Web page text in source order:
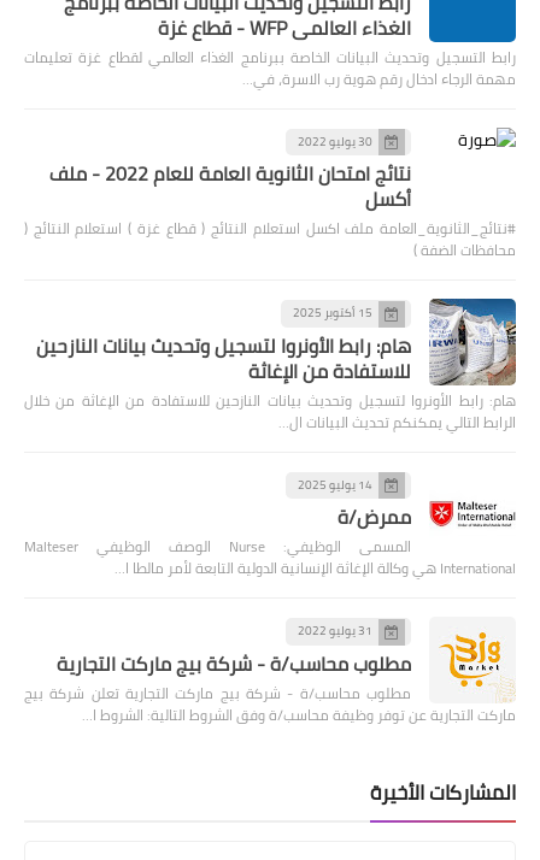
الغذاء العالمي WFP - قطاع غزة
رابط التسجيل وتحديث البيانات الخاصة ببرنامج الغذاء العالمي لقطاع غزة تعليمات
مهمة الرجاء ادخال رقم هوية رب الاسرة، في…
30 يوليو 2022
نتائج امتحان الثانوية العامة للعام 2022 - ملف
أكسل
#نتائج_الثانوية_العامة ملف اكسل استعلام النتائج ( قطاع غزة ) استعلام النتائج (
محافظات الضفة )
15 أكتوبر 2025
هام: رابط الأونروا لتسجيل وتحديث بيانات النازحين
للاستفادة من الإغاثة
هام: رابط الأونروا لتسجيل وتحديث بيانات النازحين للاستفادة من الإغاثة من خلال
الرابط التالي يمكنكم تحديث البيانات ال…
14 يوليو 2025
ممرض/ة
المسمى الوظيفي: Nurse الوصف الوظيفي Malteser
International هي وكالة الإغاثة الإنسانية الدولية التابعة لأمر مالطا ا…
31 يوليو 2022
مطلوب محاسب/ة - شركة بيج ماركت التجارية
مطلوب محاسب/ة - شركة بيج ماركت التجارية تعلن شركة بيج
ماركت التجارية عن توفر وظيفة محاسب/ة وفق الشروط التالية: الشروط ا…
المشاركات الأخيرة